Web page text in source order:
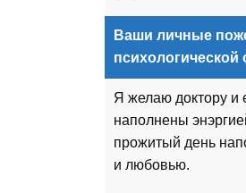
Ваши личные
Я желаю доктору и
наполнены
прожитый день
и любовью.